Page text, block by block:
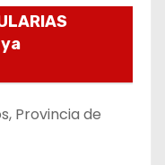
Provincia de